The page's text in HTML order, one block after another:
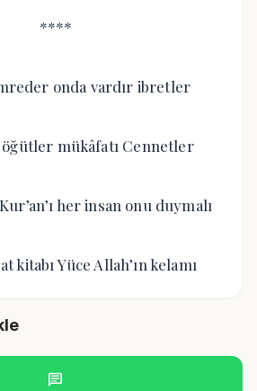
****
onda vardır ibretler
mükâfatı Cennetler
her insan onu duymalı
kitabı Yüce Allah’ın kelamı
chat